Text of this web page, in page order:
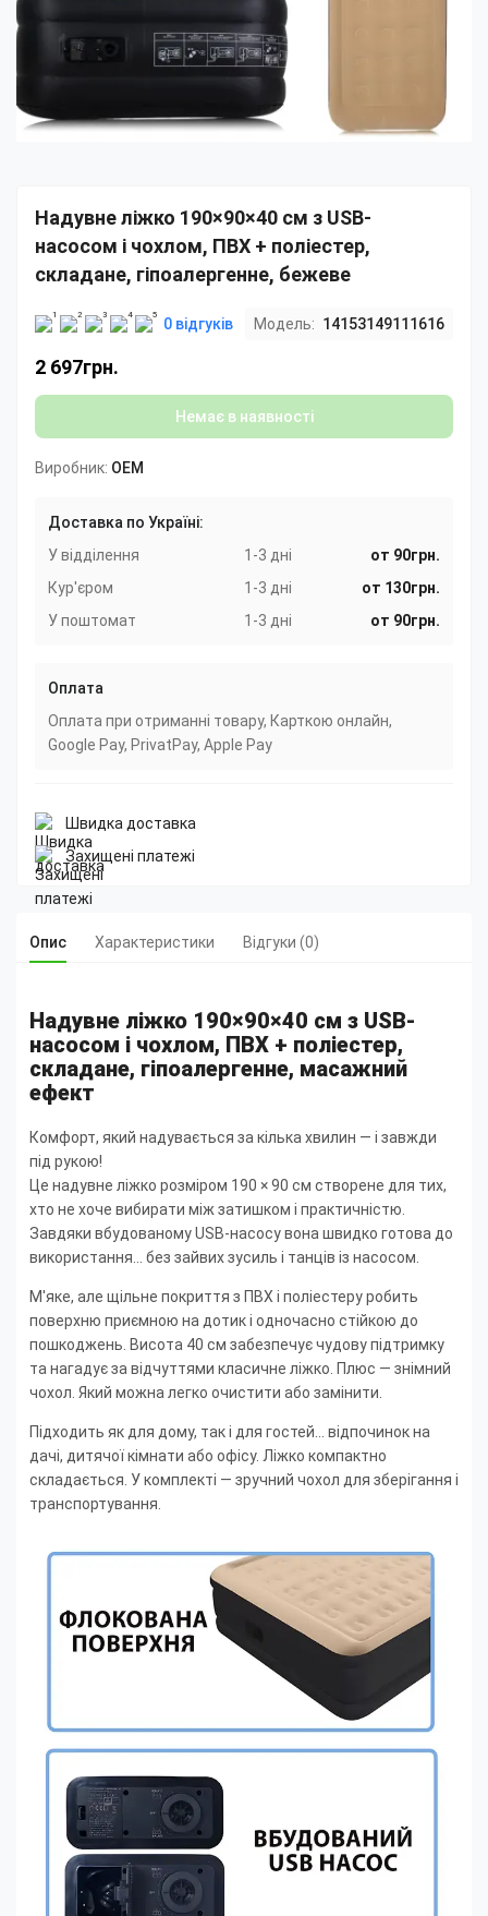
Надувне ліжко 190×90×40 см з USB-
насосом і чохлом, ПВХ + поліестер,
складане, гіпоалергенне, бежеве
0 відгуків Модель: 14153149111616
2 697грн.
Немає в наявності
Виробник: OEM
Доставка по Україні:
У відділення
1-3 дні
от 90грн.
Кур'єром
1-3 дні
от 130грн.
У поштомат
1-3 дні от 90грн.
Оплата
Оплата при отриманні товару, Карткою онлайн,
Google Pay, PrivatPay, Apple Pay
Швидка доставка
Захищені платежі
Опис Характеристики Відгуки (0)
Надувне ліжко 190×90×40 см з USB-
насосом і чохлом, ПВХ + поліестер,
складане, гіпоалергенне, масажний
ефект
Комфорт, який надувається за кілька хвилин — і завжди
під рукою!
Це надувне ліжко розміром 190 × 90 см створене для тих,
хто не хоче вибирати між затишком і практичністю.
Завдяки вбудованому USB-насосу вона швидко готова до
використання... без зайвих зусиль і танців із насосом.
М'яке, але щільне покриття з ПВХ і поліестеру робить
поверхню приємною на дотик і одночасно стійкою до
пошкоджень. Висота 40 см забезпечує чудову підтримку
та нагадує за відчуттями класичне ліжко. Плюс — знімний
чохол. Який можна легко очистити або замінити.
Підходить як для дому, так і для гостей... відпочинок на
дачі, дитячої кімнати або офісу. Ліжко компактно
складається. У комплекті — зручний чохол для зберігання і
транспортування.